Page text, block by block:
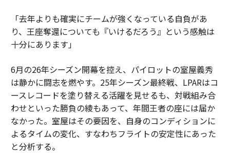
「去年よりも確実にチームが強くなっている自負があ
り、王座奪還についても『いけるだろう』という感触は
十分にあります」
6月の26年シーズン開幕を控え、パイロットの室屋義秀
は静かに闘志を燃やす。25年シーズン最終戦、LPARはコ
ースレコードを塗り替える活躍を見せるも、対戦組み合
わせといった勝負の綾もあって、年間王者の座には届か
なかった。室屋はその要因を、自身のコンディションに
よるタイムの変化、すなわちフライトの安定性にあった
と分析する。